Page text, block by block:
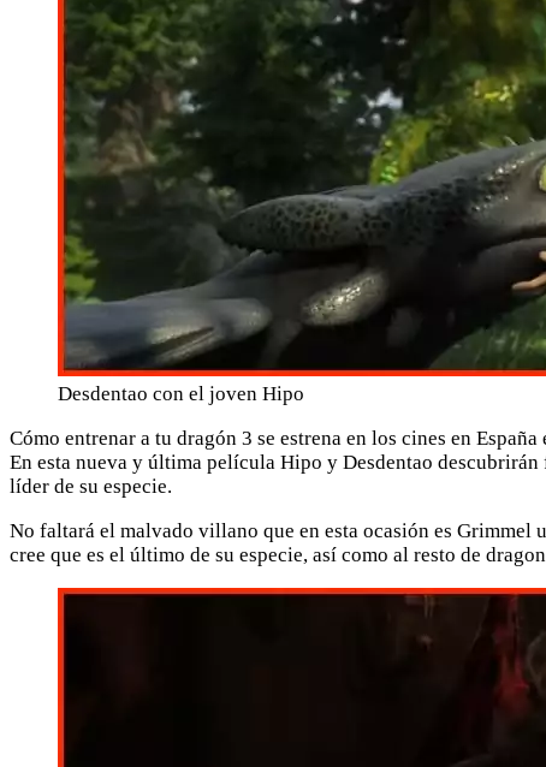
Desdentao con el joven Hipo
Cómo entrenar a tu dragón 3 se estrena en los cines en
En esta nueva y última película Hipo y Desdentao
líder de su especie.
No faltará el malvado villano que en esta ocasión es Grimmel
cree que es el último de su especie, así como al resto de